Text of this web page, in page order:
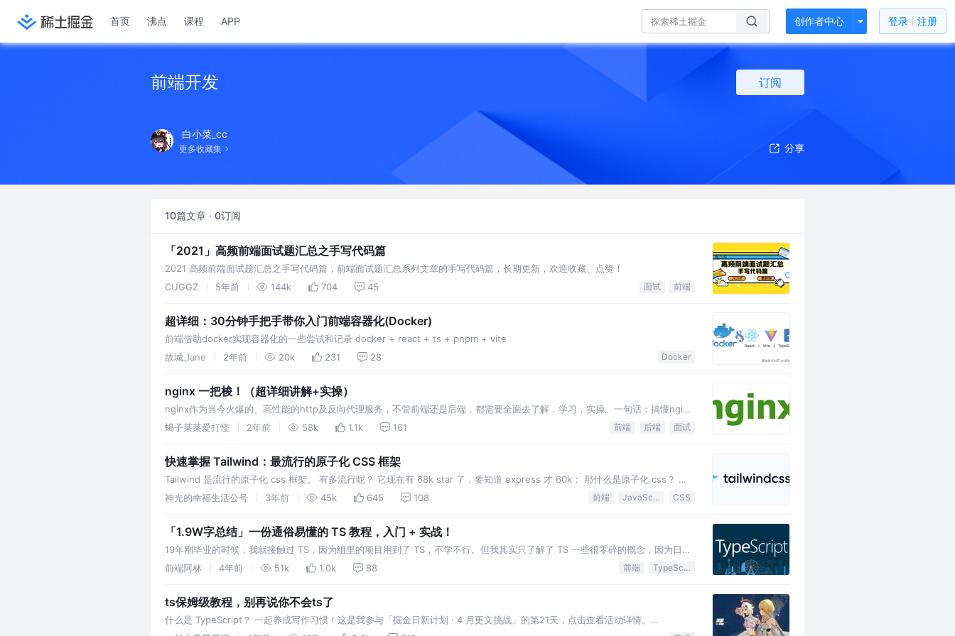
首页 沸点 课程 APP 创作者中心 登录 注册
前端开发 订阅
白小菜_cc
更多收藏集
10篇文章 · 0订阅
「2021」高频前端面试题汇总之手写代码篇
2021 高频前端面试题汇总之手写代码篇，前端面试题汇总系列文章的手写代码篇，长期更新，欢迎收藏、点赞！
CUGGZ
5年前 144k 704 45 面试 前端
超详细：30分钟手把手带你入门前端容器化(Docker)
前端借助docker实现容器化的一些尝试和记录 docker + react + ts + pnpm + vite
故城_lane
2年前 20k 231 28 Docker
nginx 一把梭！（超详细讲解+实操）
nginx作为当今火爆的、高性能的http及反向代理服务，不管前端还是后端，都需要全面去了解，学习，实操。一句话：搞懂nginx
如何使用以及工作逻辑对于程序员来说是必不可少的！
蝎子莱莱爱打怪 2年前 58k 1.1k 161 前端 后端 面试
快速掌握 Tailwind：最流行的原子化 CSS 框架
Tailwind 是流行的原子化 css 框架。 有多流行呢？ 它现在有 68k star 了，要知道 express 才 60k： 那什么是原子化 css？ 我
们平时写 css 是这样的： 在 ht
神光的幸福生活公号 3年前 45k 645 108 前端 JavaScript CSS
「1.9W字总结」一份通俗易懂的 TS 教程，入门 + 实战！
19年刚毕业的时候，我就接触过 TS，因为组里的项目用到了 TS，不学不行。但我其实只了解了 TS 一些很零碎的概念，因为日常
工作是一个拧螺丝的过程，只需要把别人的代码复制粘贴过来能跑就行，我不必知道
前端阿林 4年前 51k 1.0k 88 前端 TypeScript
ts保姆级教程，别再说你不会ts了
什么是 TypeScript？ 一起养成写作习惯！这是我参与「掘金日新计划 · 4 月更文挑战」的第21天，点击查看活动详情。